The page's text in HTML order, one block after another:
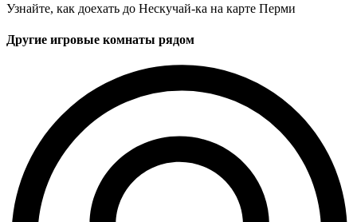
Узнайте, как доехать до Нескучай-ка на карте Перми
Другие игровые комнаты рядом